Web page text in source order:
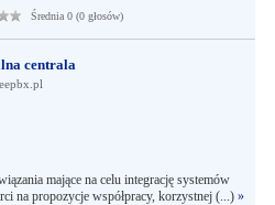
Średnia 0 (0 głosów)
centrala
mające na celu integrację systemów
na propozycje współpracy, korzystnej (...) »